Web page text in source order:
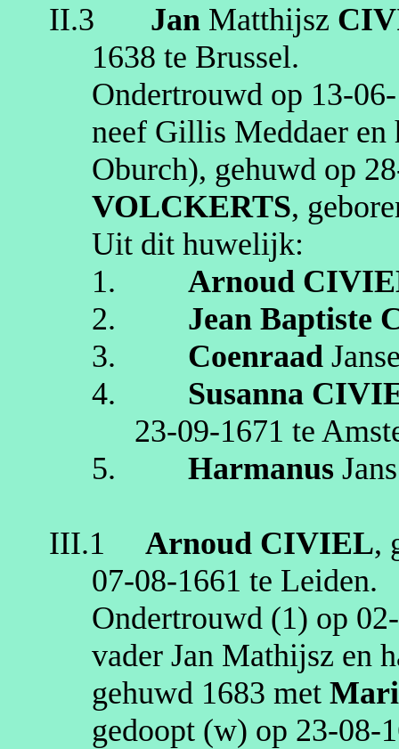
II.3 Jan Matthijsz
1638 te Brussel.
Ondertrouwd op
neef Gillis Meddaer en
Oburch), gehuwd op
VOLCKERTS,
Uit dit huwelijk:
1.
Arnoud
2.
Jean Baptiste
3.
Coenraad
4.
Susanna
23‑09‑1671 te
5.
Harmanus Jans
III.1 Arnoud CIVIEL,
07‑08‑1661 te Leiden.
Ondertrouwd (1) op
vader Jan Mathijsz en
gehuwd 1683 met
gedoopt (w) op